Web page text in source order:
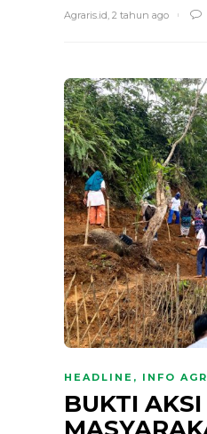
Agraris.id, 2 tahun ago
HEADLINE , INFO
BUKTI